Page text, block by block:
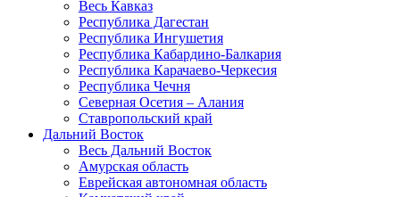
Весь Кавказ
Республика Дагестан
Республика Ингушетия
Республика Кабардино-Балкария
Республика Карачаево-Черкесия
Республика Чечня
Северная Осетия – Алания
Ставропольский край
Дальний Восток
Весь Дальний Восток
Амурская область
Еврейская автономная область